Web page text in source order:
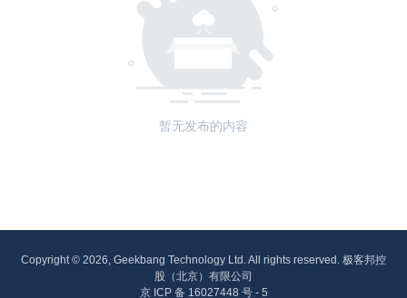
暂无发布的内容
Copyright © 2026, Geekbang Technology Ltd. All rights reserved. 极客邦控
股（北京）有限公司
京 ICP 备 16027448 号 - 5